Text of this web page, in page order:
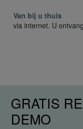
Van bij u thuis
via internet. U
GRATIS
DEMO